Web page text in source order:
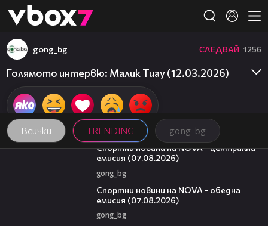
👾
Всички TRENDING gong_bg
gong_bg СЛЕДВАЙ 1256
Голямото интервю: Малик Тиау (12.03.2026)
05:18
Спортни новини на NOVA - централна
емисия (07.08.2026)
gong_bg
Спортни новини на NOVA - обедна
емисия (07.08.2026)
gong_bg